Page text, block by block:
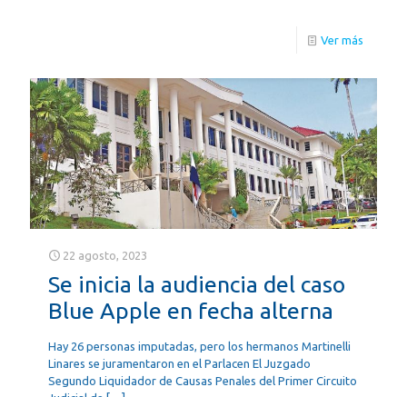
Ver más
22 agosto, 2023
Se inicia la audiencia del caso
Blue Apple en fecha alterna
Hay 26 personas imputadas, pero los hermanos Martinelli
Linares se juramentaron en el Parlacen El Juzgado
Segundo Liquidador de Causas Penales del Primer Circuito